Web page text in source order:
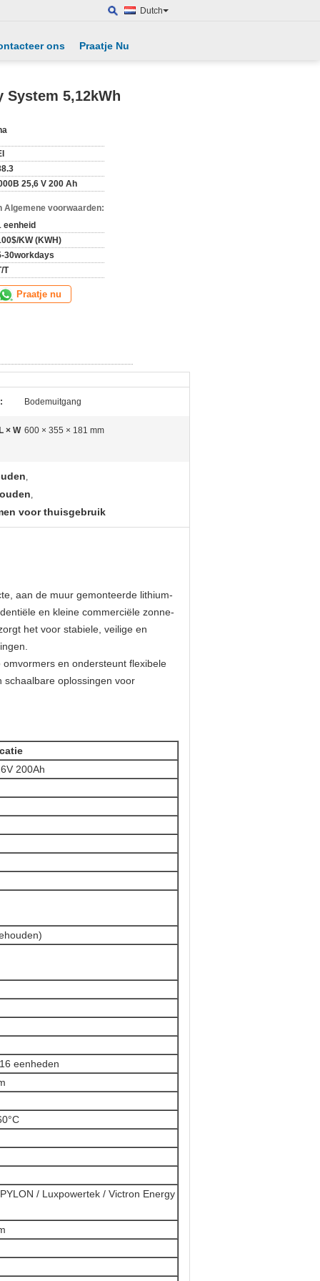
Dutch
ons Praatje Nu
System 5,12kWh
25,6 V 200 Ah
Algemene voorwaarden:
eenheid
KW (KWH)
30workdays
T
Praatje nu
Bodemuitgang
× W 600 × 355 × 181 mm
,
,
voor thuisgebruik
aan de muur gemonteerde lithium-
en kleine commerciële zonne-
het voor stabiele, veilige en
en ondersteunt flexibele
schaalbare oplossingen voor
200Ah
eenheden
/ Luxpowertek / Victron Energy